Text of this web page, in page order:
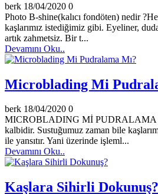
berk 18/04/2020 0
Photo B-shine(kalıcı fondöten) nedir
kaşlarımız istediğimiz gibi. Eyeliner,
artık zahmetsiz. Bir t...
Devamını Oku..
Microblading Mi
berk 18/04/2020 0
MICROBLADING Mİ PUDRALAMA
kalbidir. Sustuğumuz zaman bile
ile yansıtır. Yani üzerinde işleml...
Devamını Oku..
Kaşlara Sihirli Dokunuş?